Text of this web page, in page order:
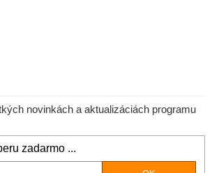
novinkách a aktualizáciách programu
zadarmo ...